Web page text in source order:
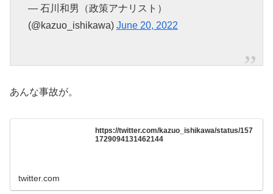
— 石川和男（政策アナリスト）
(@kazuo_ishikawa) June 20, 2022
あんな事故が。
https://twitter.com/kazuo_ishikawa/status/157
1729094131462144
twitter.com